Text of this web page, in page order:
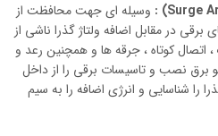
Surge
) : وسیله ای جهت محافظت از
در مقابل اضافه ولتاژ گذرا ناشی از
اتصال کوتاه ، جرقه ها و همچنین رعد و
برق نصب و تاسیسات برقی را از داخل
را شناسایی و انرژی اضافه را به سیم